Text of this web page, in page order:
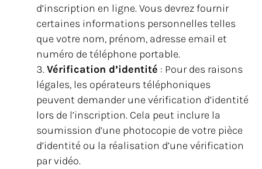
d’inscription en ligne. Vous devrez fournir
certaines informations personnelles telles
que votre nom, prénom, adresse email et
numéro de téléphone portable.
Vérification d’identité : Pour des raisons
légales, les opérateurs téléphoniques
peuvent demander une vérification d’identité
lors de l’inscription. Cela peut inclure la
soumission d’une photocopie de votre pièce
d’identité ou la réalisation d’une vérification
par vidéo.